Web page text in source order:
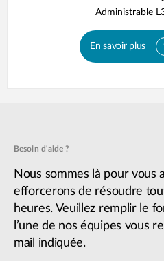
Administrable
En savoir plus
Besoin d'aide ?
Nous sommes là pour vous
efforcerons de résoudre
heures. Veuillez remplir le
l’une de nos équipes vous
mail indiquée.